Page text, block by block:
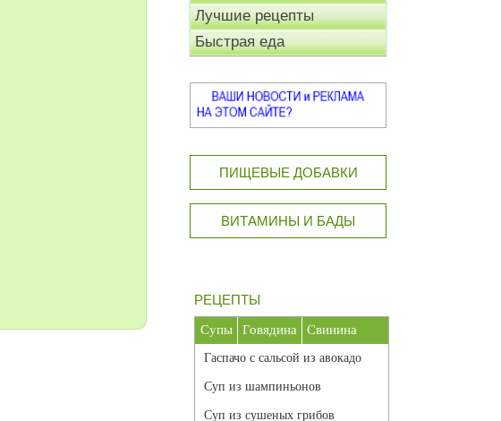
Лучшие рецепты
Быстрая еда
ПИЩЕВЫЕ ДОБАВКИ
ВИТАМИНЫ И БАДЫ
РЕЦЕПТЫ
Супы Говядина Свинина
Гаспачо с сальсой из авокадо
Суп из шампиньонов
Суп из сушеных грибов